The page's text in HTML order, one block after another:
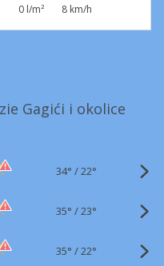
0 l/m²
8 km/h
Gagići i okolice
34° /22°
35° /23°
35° /22°